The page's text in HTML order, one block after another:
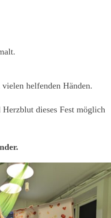
helfenden Händen.
dieses Fest möglich